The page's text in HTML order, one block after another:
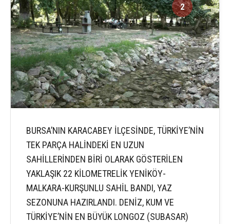
2 6
BURSA’NIN KARACABEY İLÇESİNDE, TÜRKİYE’NİN
TEK PARÇA HALİNDEKİ EN UZUN
SAHİLLERİNDEN BİRİ OLARAK GÖSTERİLEN
YAKLAŞIK 22 KİLOMETRELİK YENİKÖY-
MALKARA-KURŞUNLU SAHİL BANDI, YAZ
SEZONUNA HAZIRLANDI. DENİZ, KUM VE
TÜRKİYE’NİN EN BÜYÜK LONGOZ (SUBASAR)